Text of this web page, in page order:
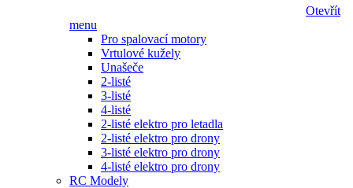
Otevřít
menu
Pro spalovací motory
Vrtulové kužely
Unašeče
2-listé
3-listé
4-listé
2-listé elektro pro letadla
2-listé elektro pro drony
3-listé elektro pro drony
4-listé elektro pro drony
RC Modely